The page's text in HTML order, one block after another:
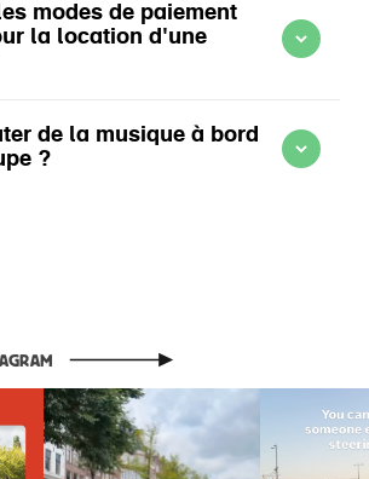
Itinéraires de navigation Mokumboot
modes de paiement
la location d'une
de la musique à bord
?